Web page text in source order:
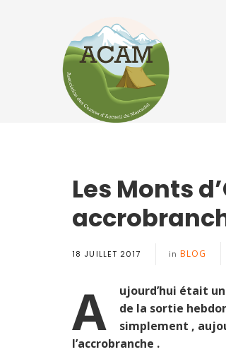
Les Monts
18 JUILLET 2017 in BLOG
A
ujourd’hui était
de la sortie
simplement ,
l’accrobranche .